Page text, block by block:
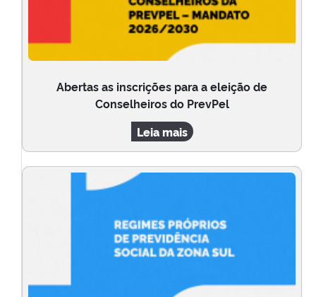
Abertas as inscrições para a eleição de
Conselheiros do PrevPel
Leia mais